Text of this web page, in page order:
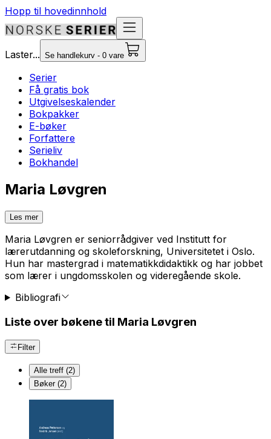
Hopp til hovedinnhold
Laster... Se handlekurv - 0 vare
Serier
Få gratis bok
Utgivelseskalender
Bokpakker
E-bøker
Forfattere
Serieliv
Bokhandel
Maria Løvgren
Les mer
Maria Løvgren er seniorrådgiver ved Institutt for
lærerutdanning og skoleforskning, Universitetet i Oslo.
Hun har mastergrad i matematikkdidaktikk og har jobbet
som lærer i ungdomsskolen og videregående skole.
Bibliografi
Liste over bøkene til Maria Løvgren
Filter
Alle treff (2)
Bøker (2)